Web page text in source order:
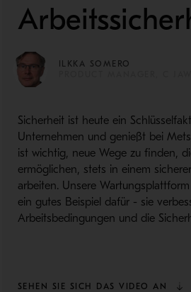
ILKKA SOMERO
Sicherheit ist heute ein
Unternehmen und genießt bei
ist wichtig, neue Wege zu finden,
ermöglichen, stets in einem
arbeiten. Unsere
ein gutes Beispiel dafür - sie
Arbeitsbedingungen und die
SEHEN SIE SICH DAS VIDEO AN